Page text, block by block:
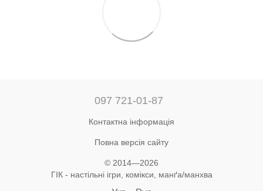
097 721-01-87
Контактна інформація
Повна версія сайту
© 2014—2026
ГІК - настільні ігри, комікси, манґа/манхва